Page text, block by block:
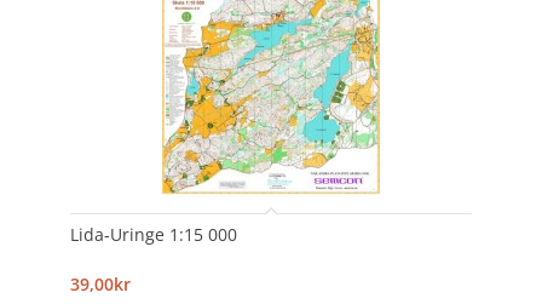
Lida-Uringe 1:15 000
39,00kr